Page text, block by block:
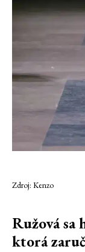
Zdroj: Kenzo
Ružová sa
ktorá